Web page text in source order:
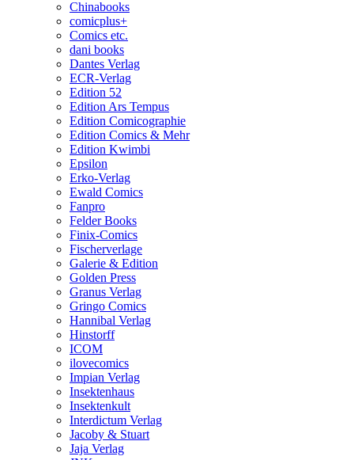
Chinabooks
comicplus+
Comics etc.
dani books
Dantes Verlag
ECR-Verlag
Edition 52
Edition Ars Tempus
Edition Comicographie
Edition Comics & Mehr
Edition Kwimbi
Epsilon
Erko-Verlag
Ewald Comics
Fanpro
Felder Books
Finix-Comics
Fischerverlage
Galerie & Edition
Golden Press
Granus Verlag
Gringo Comics
Hannibal Verlag
Hinstorff
ICOM
ilovecomics
Impian Verlag
Insektenhaus
Insektenkult
Interdictum Verlag
Jacoby & Stuart
Jaja Verlag